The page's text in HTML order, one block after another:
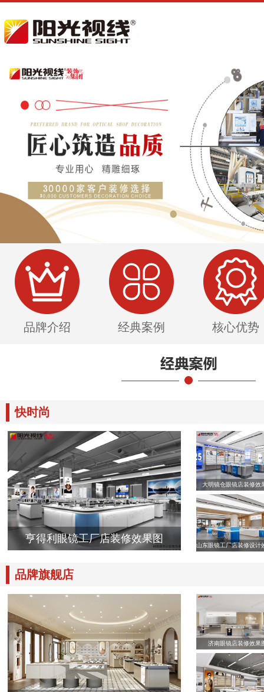
品牌介绍 经典案例 核心优势
快时尚
亨得利眼镜工厂店装修效果图
大明镜仓眼镜店装修效
山东眼镜工厂店装修设计
品牌旗舰店
济南眼镜店装修效果